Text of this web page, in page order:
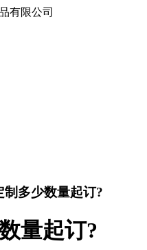
有限公司
制多少数量起订?
量起订?